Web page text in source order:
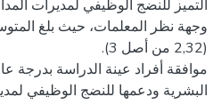
التميز للنضج الوظيفي لمديرات
وجهة نظر المعلمات، حيث بلغ
موافقة أفراد عينة الدراسة بدرجة
البشرية ودعمها للنضج الوظيفي